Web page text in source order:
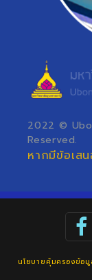
2022 ©
Reserved.
หากมีข้อเส
นโยบายคุ้มครองข้อ